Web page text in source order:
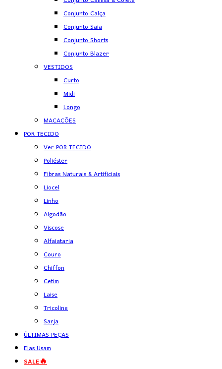
Conjunto Calça
Conjunto Saia
Conjunto Shorts
Conjunto Blazer
VESTIDOS
Curto
Midi
Longo
MACACÕES
POR TECIDO
Ver POR TECIDO
Poliéster
Fibras Naturais & Artificiais
Liocel
Linho
Algodão
Viscose
Alfaiataria
Couro
Chiffon
Cetim
Laise
Tricoline
Sarja
ÚLTIMAS PEÇAS
Elas Usam
SALE🔥